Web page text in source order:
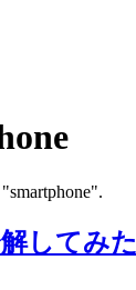
してみた